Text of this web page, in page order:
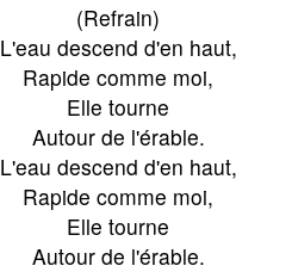
(Refrain)
L'eau descend d'en haut,
Rapide comme moi,
Elle tourne
Autour de l'érable.
L'eau descend d'en haut,
Rapide comme moi,
Elle tourne
Autour de l'érable.